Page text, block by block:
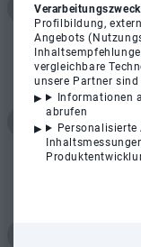
Profilbildung,
Angebots
vergleichbare
unsere Partner sind
Informationen
abrufen
Personalisierte